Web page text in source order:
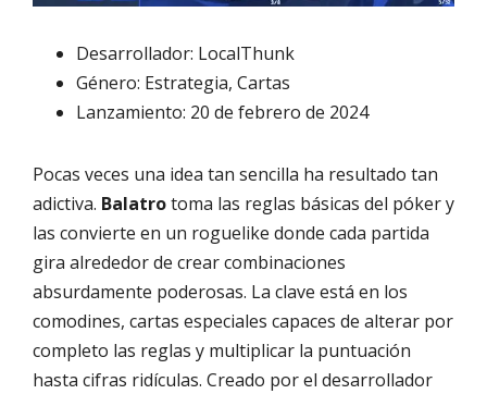
Desarrollador: LocalThunk
Género: Estrategia, Cartas
Lanzamiento: 20 de febrero de 2024
Pocas veces una idea tan sencilla ha resultado tan
adictiva. Balatrotoma las reglas básicas del póker y
las convierte en un roguelike donde cada partida
gira alrededor de crear combinaciones
absurdamente poderosas. La clave está en los
comodines, cartas especiales capaces de alterar por
completo las reglas y multiplicar la puntuación
hasta cifras ridículas. Creado por el desarrollador